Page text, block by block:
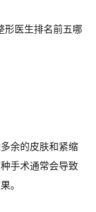
余的皮肤和紧缩
手术通常会导致
。